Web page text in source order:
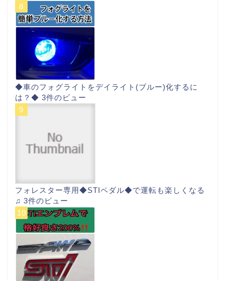
◆車のフォグライトをデイライト(ブルー)化するに
は？◆ 3件のビュー
フォレスター専用◆STIペダル◆で運転も楽しくなる
♫ 3件のビュー